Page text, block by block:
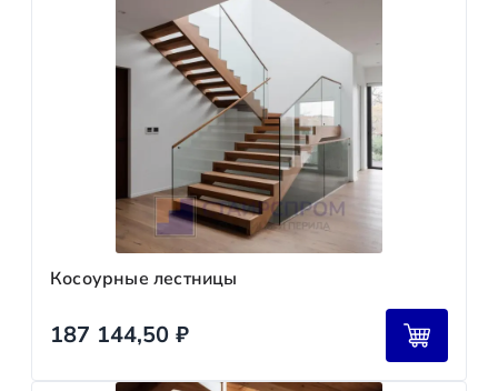
Косоурные лестницы
187 144,50 ₽